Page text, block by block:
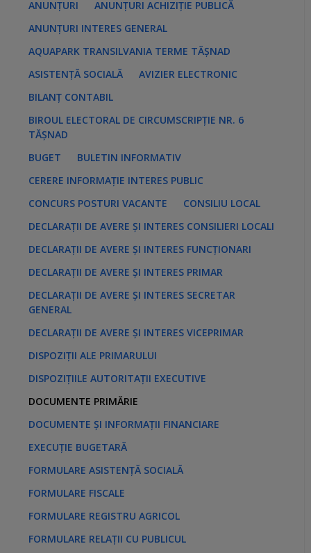
ANUNȚURI
ANUNȚURI ACHIZIȚIE PUBLICĂ
ANUNȚURI INTERES GENERAL
AQUAPARK TRANSILVANIA TERME TĂȘNAD
ASISTENȚĂ SOCIALĂ
AVIZIER ELECTRONIC
BILANȚ CONTABIL
BIROUL ELECTORAL DE CIRCUMSCRIPȚIE NR. 6
TĂȘNAD
BUGET
BULETIN INFORMATIV
CERERE INFORMAȚIE INTERES PUBLIC
CONCURS POSTURI VACANTE
CONSILIU LOCAL
DECLARAȚII DE AVERE ȘI INTERES CONSILIERI LOCALI
DECLARAȚII DE AVERE ȘI INTERES FUNCȚIONARI
DECLARAȚII DE AVERE ȘI INTERES PRIMAR
DECLARAȚII DE AVERE ȘI INTERES SECRETAR
GENERAL
DECLARAȚII DE AVERE ȘI INTERES VICEPRIMAR
DISPOZIȚII ALE PRIMARULUI
DISPOZIȚIILE AUTORITAȚII EXECUTIVE
DOCUMENTE PRIMĂRIE
DOCUMENTE ȘI INFORMAȚII FINANCIARE
EXECUȚIE BUGETARĂ
FORMULARE ASISTENȚĂ SOCIALĂ
FORMULARE FISCALE
FORMULARE REGISTRU AGRICOL
FORMULARE RELAȚII CU PUBLICUL